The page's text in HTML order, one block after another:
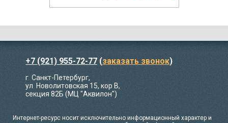
+7 (921) 955-72-77 (заказать звонок)
г. Санкт-Петербург,
ул. Новолитовская 15, кор В,
секция 82Б (МЦ "Аквилон")
Интернет-ресурс носит исключительно информационный характер и